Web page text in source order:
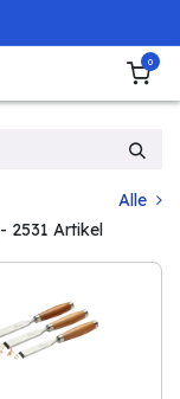
0
Alle
- 2531 Artikel